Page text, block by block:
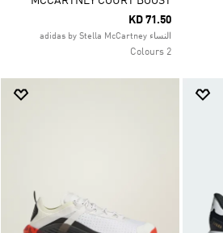
KD 71.50
النساء adidas by Stella McCartney
2 Colours